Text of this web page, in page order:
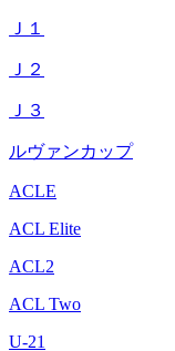
Ｊ１
Ｊ２
Ｊ３
ルヴァンカップ
ACLE
ACL Elite
ACL2
ACL Two
U-21